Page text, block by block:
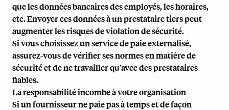
que les données bancaires des employés, les horaires,
etc. Envoyer ces données à un prestataire tiers peut
augmenter les risques de violation de sécurité.
Si vous choisissez un service de paie externalisé,
assurez-vous de vérifier ses normes en matière de
sécurité et de ne travailler qu’avec des prestataires
fiables.
La responsabilité incombe à votre organisation
Si un fournisseur ne paie pas à temps et de façon